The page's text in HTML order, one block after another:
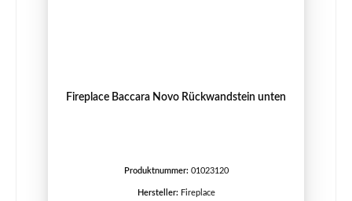
Fireplace Baccara Novo Rückwandstein unten
Produktnummer: 01023120
Hersteller: Fireplace